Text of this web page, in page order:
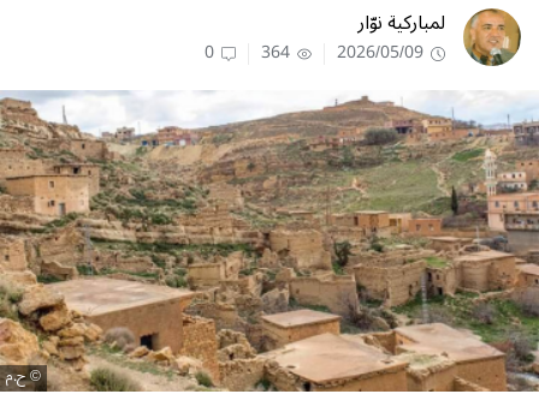
لمباركية نوّار
2026/05/09
364
0
ح.م